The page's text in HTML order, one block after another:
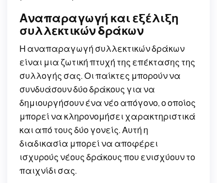
Αναπαραγωγή και εξέλιξη
συλλεκτικών δράκων
Η αναπαραγωγή συλλεκτικών δράκων
είναι μια ζωτική πτυχή της επέκτασης της
συλλογής σας. Οι παίκτες μπορούν να
συνδυάσουν δύο δράκους για να
δημιουργήσουν ένα νέο απόγονο, ο οποίος
μπορεί να κληρονομήσει χαρακτηριστικά
και από τους δύο γονείς. Αυτή η
διαδικασία μπορεί να αποφέρει
ισχυρούς νέους δράκους που ενισχύουν το
παιχνίδι σας.